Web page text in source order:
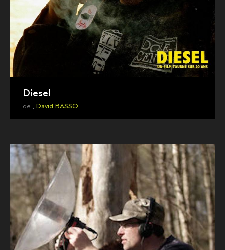
Diesel
de , David BASSO